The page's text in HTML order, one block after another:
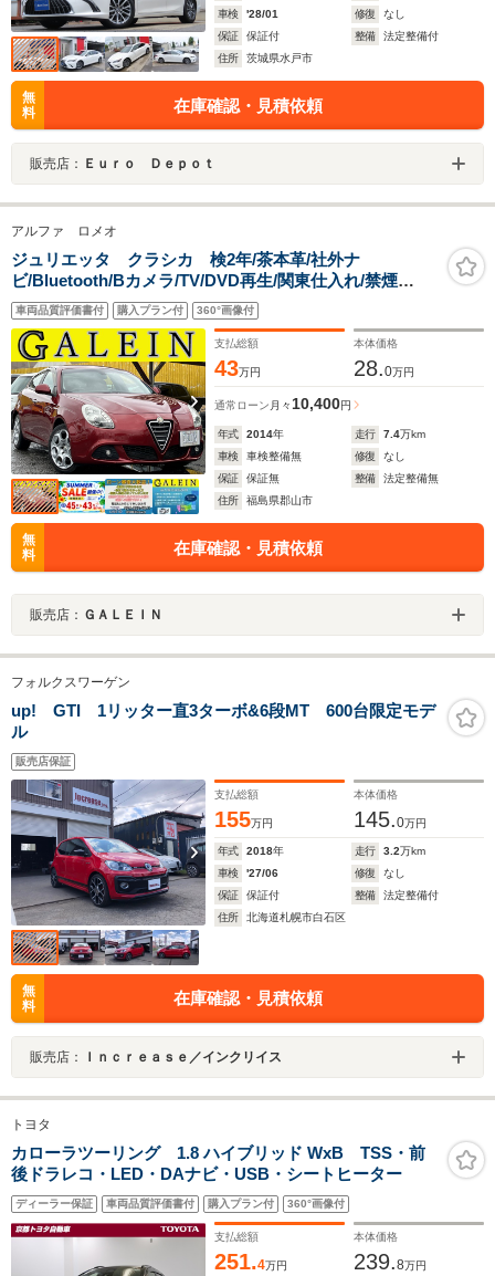
車検
'28/01 修復
なし
保証
保証付 整備
法定整備付
住所
茨城県水戸市
無
料
在庫確認・見積依頼
販売店： Ｅｕｒｏ Ｄｅｐｏｔ
アルファ ロメオ
ジュリエッタ クラシカ 検2年/茶本革/社外ナ
ビ/Bluetooth/Bカメラ/TV/DVD再生/関東仕入れ/禁煙
車/ETC/専用17AW/バイキセノンヘッドライト/マルチエア
ターボ/D.N.Aセレクト/キーレス/電動シート/シートヒータ
ー
車両品質評価書付 購入プラン付 360°画像付
支払総額
43万円
本体価格
28.0万円
通常ローン 月々10,400円
年式 2014年 走行 7.4万km
車検
車検整備無 修復
なし
保証
保証無 整備
法定整備無
住所
福島県郡山市
無
料
在庫確認・見積依頼
販売店： ＧＡＬＥＩＮ
フォルクスワーゲン
up! GTI 1リッター直3ターボ&6段MT 600台限定モデ
ル
販売店保証
支払総額
155万円
本体価格
145.0万円
年式 2018年 走行 3.2万km
車検
'27/06 修復
なし
保証
保証付 整備
法定整備付
住所
北海道札幌市白石区
無
料
在庫確認・見積依頼
販売店： Ｉｎｃｒｅａｓｅ／インクリイス
トヨタ
カローラツーリング 1.8 ハイブリッド WxB TSS・前
後ドラレコ・LED・DAナビ・USB・シートヒーター
ディーラー保証 車両品質評価書付 購入プラン付 360°画像付
支払総額
251.4万円
本体価格
239.8万円